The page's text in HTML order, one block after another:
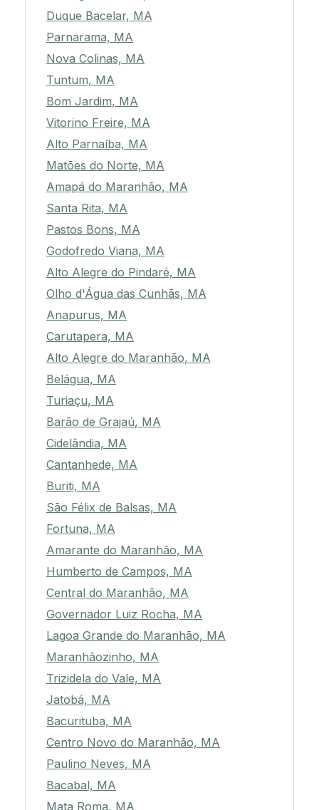
Duque Bacelar, MA
Parnarama, MA
Nova Colinas, MA
Tuntum, MA
Bom Jardim, MA
Vitorino Freire, MA
Alto Parnaíba, MA
Matões do Norte, MA
Amapá do Maranhão, MA
Santa Rita, MA
Pastos Bons, MA
Godofredo Viana, MA
Alto Alegre do Pindaré, MA
Olho d'Água das Cunhãs, MA
Anapurus, MA
Carutapera, MA
Alto Alegre do Maranhão, MA
Belágua, MA
Turiaçu, MA
Barão de Grajaú, MA
Cidelândia, MA
Cantanhede, MA
Buriti, MA
São Félix de Balsas, MA
Fortuna, MA
Amarante do Maranhão, MA
Humberto de Campos, MA
Central do Maranhão, MA
Governador Luiz Rocha, MA
Lagoa Grande do Maranhão, MA
Maranhãozinho, MA
Trizidela do Vale, MA
Jatobá, MA
Bacurituba, MA
Centro Novo do Maranhão, MA
Paulino Neves, MA
Bacabal, MA
Mata Roma, MA